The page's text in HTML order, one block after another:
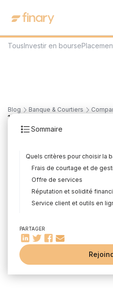
TousInvestir en bourse
Blog Banque & Courtiers
Sommaire
Quels critères pour choisir la
Frais de courtage et de
Offre de services
Réputation et solidité
Service client et outils en
Le top 10 des banques pour
Analyse de Bourse Direct
PARTAGER
18
banque
en 2026 ?